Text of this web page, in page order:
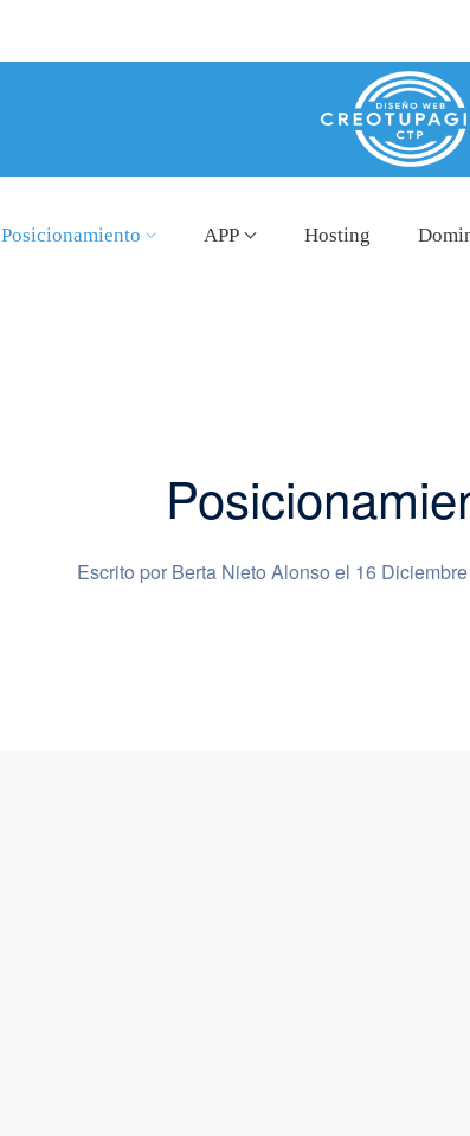
Posicionamiento APP Hosting
Escrito por Berta Nieto Alonso el 16